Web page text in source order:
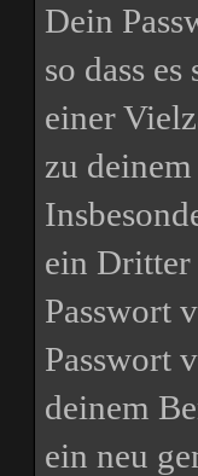
Dein
so dass
einer
zu
ein Dritter
Passwort
Passwort
deinem
ein neu